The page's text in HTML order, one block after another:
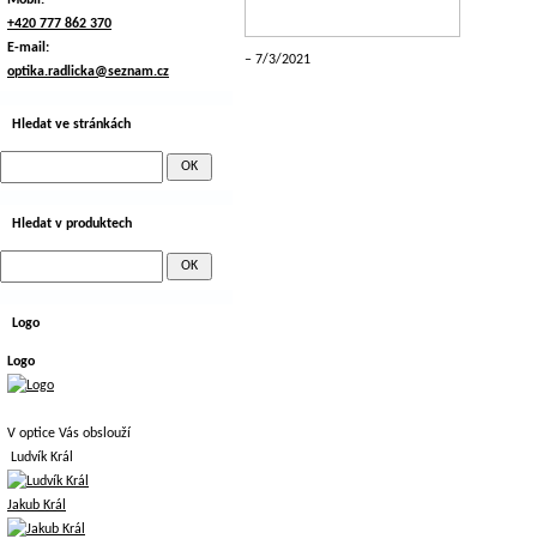
7/3/2021
+420 777 862 370
E-mail:
optika.radlicka@seznam.cz
Hledat ve stránkách
Hledat v produktech
Logo
Logo
V optice Vás obslouží
Ludvík Král
Jakub Král